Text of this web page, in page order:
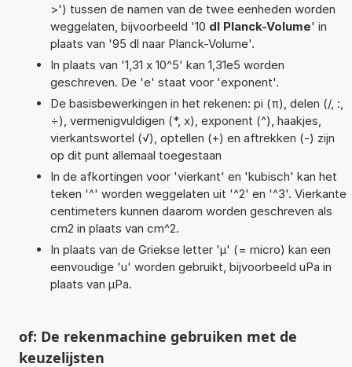
>') tussen de namen van de twee eenheden worden
weggelaten, bijvoorbeeld '10 dl Planck-Volume' in
plaats van '95 dl naar Planck-Volume'.
In plaats van '1,31 x 10^5' kan 1,31e5 worden
geschreven. De 'e' staat voor 'exponent'.
De basisbewerkingen in het rekenen: pi (π), delen (/, :,
÷), vermenigvuldigen (*, x), exponent (^), haakjes,
vierkantswortel (√), optellen (+) en aftrekken (-) zijn
op dit punt allemaal toegestaan
In de afkortingen voor 'vierkant' en 'kubisch' kan het
teken '^' worden weggelaten uit '^2' en '^3'. Vierkante
centimeters kunnen daarom worden geschreven als
cm2 in plaats van cm^2.
In plaats van de Griekse letter 'µ' (= micro) kan een
eenvoudige 'u' worden gebruikt, bijvoorbeeld uPa in
plaats van µPa.
of: De rekenmachine gebruiken met de
keuzelijsten